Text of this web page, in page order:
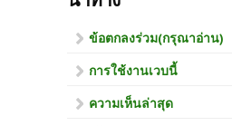
ข้อตกลงร่วม(กรุณาอ่าน)
การใช้งานเวบนี้
ความเห็นล่าสุด